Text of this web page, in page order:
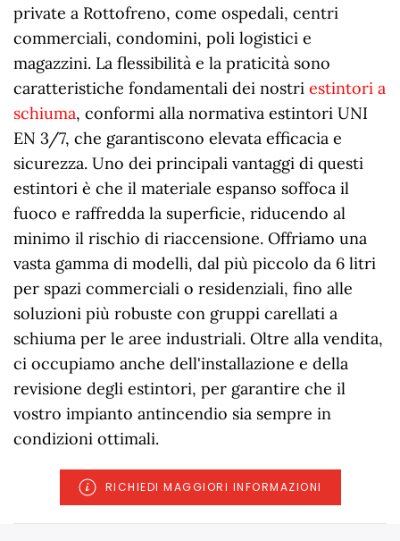
private a Rottofreno, come ospedali, centri
commerciali, condomini, poli logistici e
magazzini. La flessibilità e la praticità sono
caratteristiche fondamentali dei nostri estintori a
schiuma, conformi alla normativa estintori UNI
EN 3/7, che garantiscono elevata efficacia e
sicurezza. Uno dei principali vantaggi di questi
estintori è che il materiale espanso soffoca il
fuoco e raffredda la superficie, riducendo al
minimo il rischio di riaccensione. Offriamo una
vasta gamma di modelli, dal più piccolo da 6 litri
per spazi commerciali o residenziali, fino alle
soluzioni più robuste con gruppi carellati a
schiuma per le aree industriali. Oltre alla vendita,
ci occupiamo anche dell'installazione e della
revisione degli estintori, per garantire che il
vostro impianto antincendio sia sempre in
condizioni ottimali.
RICHIEDI MAGGIORI INFORMAZIONI